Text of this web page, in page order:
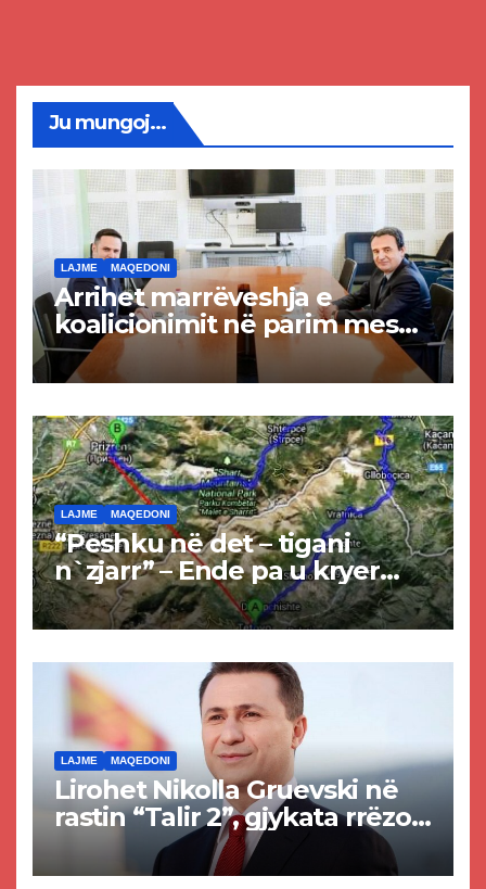
Ju mungoj...
LAJME MAQEDONI
Arrihet marrëveshja e
koalicionimit në parim mes
Kurtit dhe Abdixhikut
LAJME MAQEDONI
“Peshku në det – tigani
n`zjarr” – Ende pa u kryer
projekti i tunelit, komuna e
Tetovës nis punimet për
LAJME MAQEDONI
Lirohet Nikolla Gruevski në
rastin “Talir 2”, gjykata rrëzon
akuzat për ndërtimin e
paligjshëm të selisë së